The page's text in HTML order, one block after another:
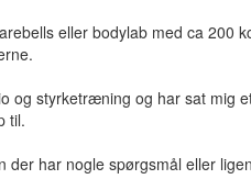
eller bodylab med ca 200
styrketræning og har sat mig
til.
har nogle spørgsmål eller